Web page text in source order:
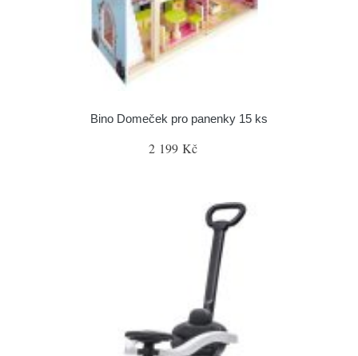
Bino Domeček pro panenky 15 ks
2 199 Kč